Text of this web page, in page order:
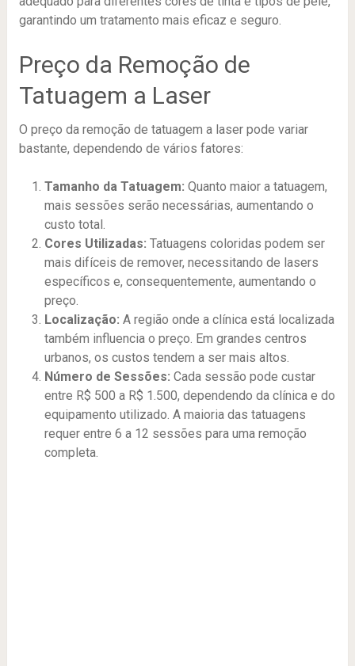
garantindo um tratamento mais eficaz e seguro.
Preço da Remoção de
Tatuagem a Laser
O preço da remoção de tatuagem a laser pode variar
bastante, dependendo de vários fatores:
Tamanho da Tatuagem: Quanto maior a tatuagem,
mais sessões serão necessárias, aumentando o
custo total.
Cores Utilizadas: Tatuagens coloridas podem ser
mais difíceis de remover, necessitando de lasers
específicos e, consequentemente, aumentando o
preço.
Localização: A região onde a clínica está localizada
também influencia o preço. Em grandes centros
urbanos, os custos tendem a ser mais altos.
Número de Sessões: Cada sessão pode custar
entre R$ 500 a R$ 1.500, dependendo da clínica e do
equipamento utilizado. A maioria das tatuagens
requer entre 6 a 12 sessões para uma remoção
completa.